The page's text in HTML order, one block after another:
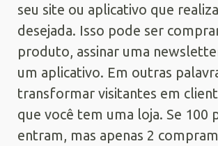
seu site ou aplicativo que
desejada. Isso pode ser
produto, assinar uma
um aplicativo. Em outras
transformar visitantes em
que você tem uma loja. Se 100
entram, mas apenas 2